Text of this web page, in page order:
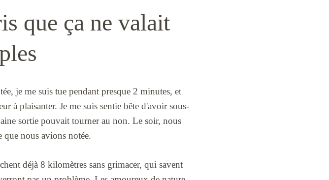
que ça ne valait
je me suis tue pendant presque 2 minutes, et
à plaisanter. Je me suis sentie bête d'avoir sous-
sortie pouvait tourner au non. Le soir, nous
que nous avions notée.
déjà 8 kilomètres sans grimacer, qui savent